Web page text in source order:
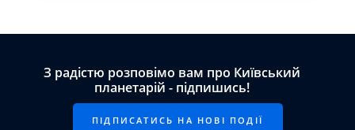
З радістю розповімо вам про Київський
планетарій - підпишись!